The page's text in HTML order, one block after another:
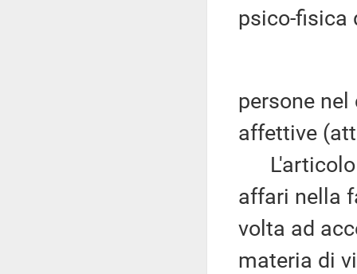
psico-fisica
persone
affettive
L'articolo
affari nella
volta ad
materia di